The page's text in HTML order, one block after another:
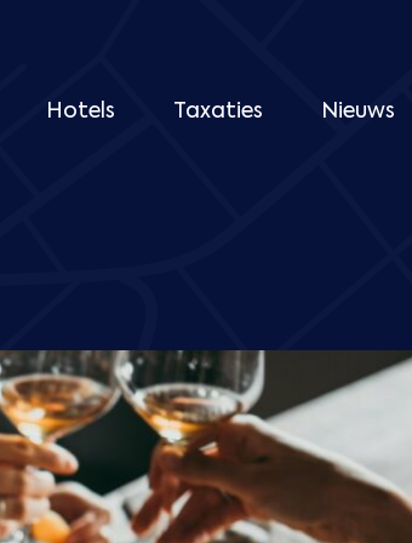
Hotels Taxaties Nieuws